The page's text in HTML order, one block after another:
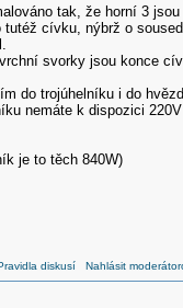
tak, že horní 3
tutéž cívku, nýbrž o
svorky jsou konce
do trojúhelníku i do
nemáte k dispozici
je to těch 840W)
diskusí Nahlásit